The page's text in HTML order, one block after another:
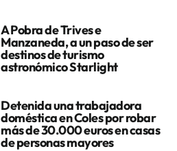
A Pobra de Trives e
Manzaneda, a un paso de ser
destinos de turismo
astronómico Starlight
Detenida una trabajadora
doméstica en Coles por robar
más de 30.000 euros en casas
de personas mayores